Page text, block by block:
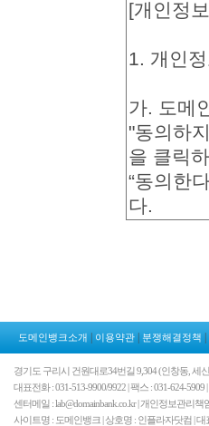
도메인뱅크소개 이용약관 분쟁해결정책
경기도 구리시 건원대로34번길 9,304 (인창동, 세
대표전화 : 031-513-9900/9922 | 팩스 : 031-624-5909
센터메일 : lab@domainbank.co.kr | 개인정보관리책
사이트명 : 도메인뱅크 | 상호명 : 인플라자닷컴 | 대